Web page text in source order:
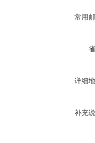
常用
详细
补充